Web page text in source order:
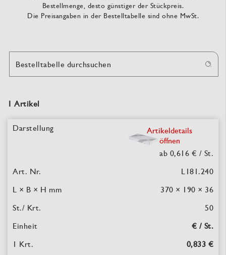
Bestellmenge, desto günstiger der Stückpreis.
Die Preisangaben in der Bestelltabelle sind ohne MwSt.
1 Artikel
Bestelltabelle durchsuchen
Artikeldetails
öffnen
ab 0,616 € / St.
L181.240
370 × 190 × 36
50
€ / St.
0,833 €